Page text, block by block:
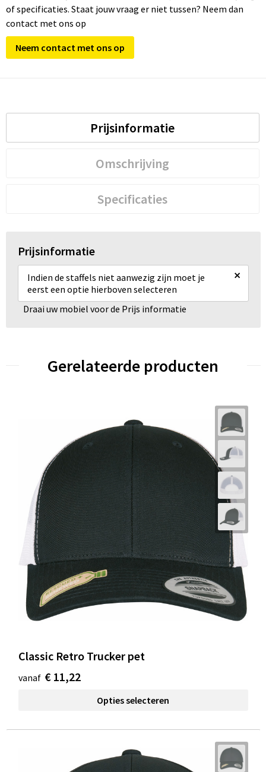
of specificaties. Staat jouw vraag er niet tussen? Neem dan
contact met ons op
Neem contact met ons op
Prijsinformatie
Omschrijving
Specificaties
Prijsinformatie
Indien de staffels niet aanwezig zijn moet je
eerst een optie hierboven selecteren
×
Draai uw mobiel voor de Prijs informatie
Gerelateerde producten
Classic Retro Trucker pet
vanaf € 11,22
Opties selecteren